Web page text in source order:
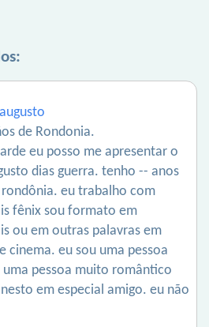
de Rondonia.
eu posso me apresentar o
dias guerra. tenho -- anos
eu trabalho com
fênix sou formato em
ou em outras palavras em
cinema. eu sou uma pessoa
pessoa muito romântico
em especial amigo. eu não